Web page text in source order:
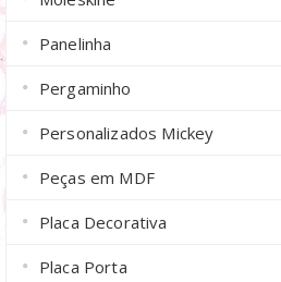
Panelinha
Pergaminho
Personalizados Mickey
Peças em MDF
Placa Decorativa
Placa Porta